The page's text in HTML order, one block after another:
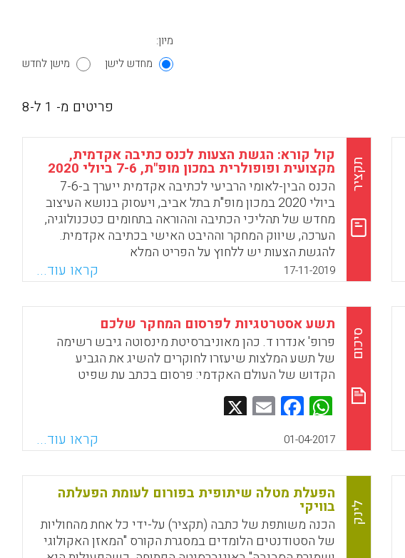
מיון:
מחדש לישן
מישן לחדש
פריטים מ- 1 ל-8
תקציר
קול קורא: הגשת הצעות לכנס כתיבה אקדמית,
מקצועית ופופולרית במכון מופ"ת, 7-6 ביולי 2020
הכנס הבין-לאומי הרביעי לכתיבה אקדמית ייערך ב-7-6
ביולי 2020 במכון מופ"ת בתל אביב, ויעסוק בנושא העיצוב
מחדש של תהליכי הכתיבה וההוראה בתחומים כטכנולוגיה,
הערכה, שיווק המחקר וההיבט האישי בכתיבה אקדמית.
להגשת הצעות יש ללחוץ על הפריט המלא
WhatsApp
Facebook
Email
X 17-11-2019 קראו עוד...
סיכום
תשע אסטרטגיות לפרסום המחקר שלכם
פרופ' אנדרו ד. כהן מאוניברסיטת מינסוטה גיבש רשימה
של תשע המלצות שיעזרו לחוקרים להשיג את הגביע
הקדוש של העולם האקדמי: פרסום בכתב עת שפיט
WhatsApp
Facebook
Email
01-04-2017 קראו עוד...
לינק
הפעלת מטלה שיתופית בפורום לעומת הפעלתה
בוויקי
הכנה משותפת של כתבה (תקציר) על-ידי כל אחת מהחוליות
של הסטודנטים הלומדים במסגרת הקורס "המאזן האקולוגי